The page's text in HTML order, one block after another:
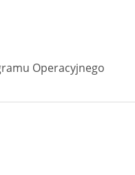
Operacyjnego